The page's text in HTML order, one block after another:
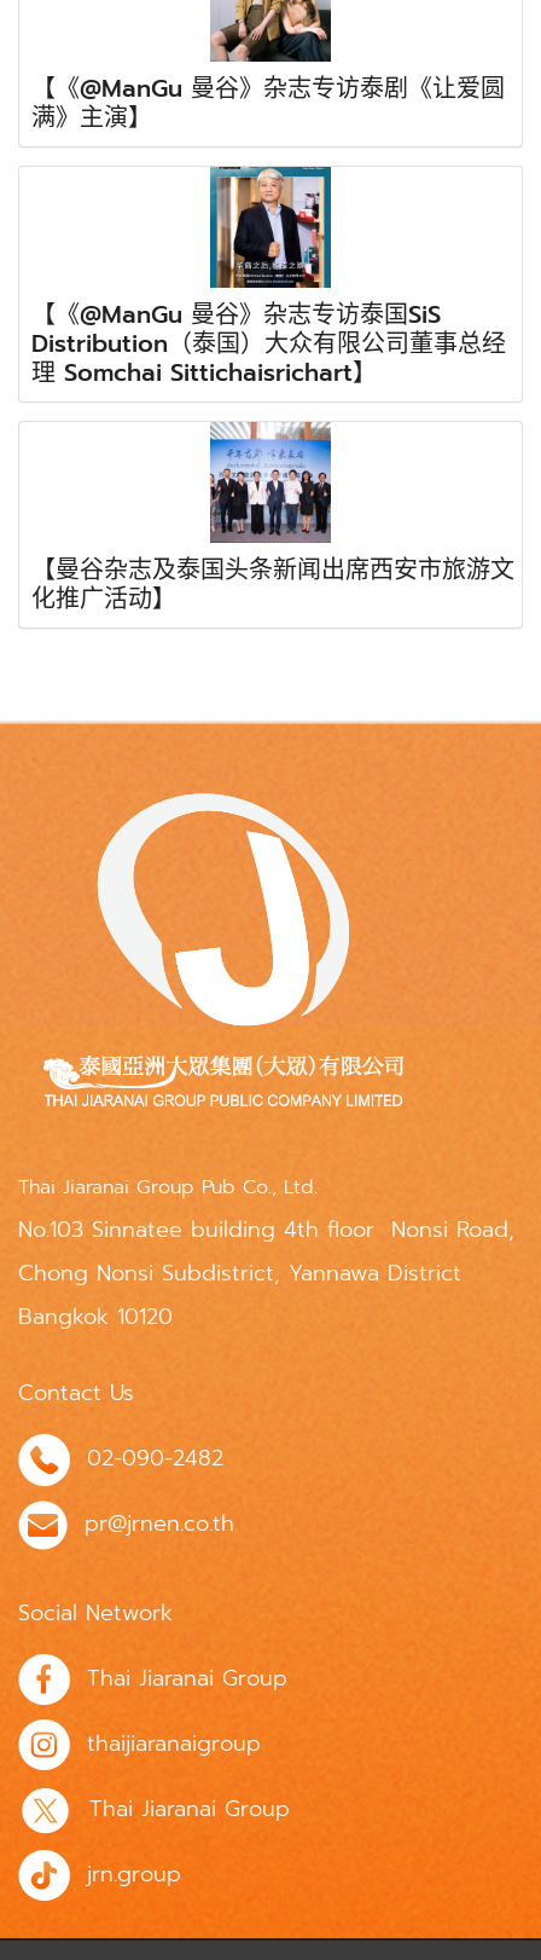
【《@ManGu 曼谷》杂志专访泰剧《让爱圆
满》主演】
【《@ManGu 曼谷》杂志专访泰国SiS
Distribution（泰国）大众有限公司董事总经
理 Somchai Sittichaisrichart】
【曼谷杂志及泰国头条新闻出席西安市旅游文
化推广活动】
Thai Jiaranai Group Pub Co., Ltd.
No.103 Sinnatee building 4th floor Nonsi Road,
Chong Nonsi Subdistrict, Yannawa District
Bangkok 10120
Contact Us
02-090-2482
pr@jrnen.co.th
Social Network
Thai Jiaranai Group
thaijiaranaigroup
Thai Jiaranai Group
jrn.group